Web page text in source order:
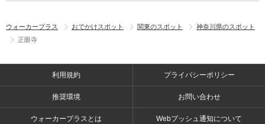
ウォーカープラス おでかけスポット 関東のスポット
神奈川県のスポット
正眼寺
利用規約 プライバシーポリシー
推奨環境 お問い合わせ
ウォーカープラスとは Webプッシュ通知について